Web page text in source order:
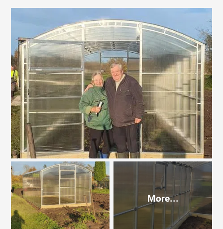
More...